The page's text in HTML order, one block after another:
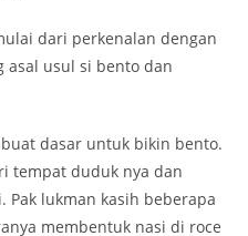
dari perkenalan dengan
asal usul si bento dan
dasar untuk bikin bento.
tempat duduk nya dan
Pak lukman kasih beberapa
membentuk nasi di roce